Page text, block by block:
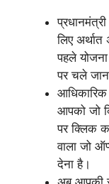
लिए
पहले
पर चले
आपको जो
पर क्लिक
वाला जो
देना है।